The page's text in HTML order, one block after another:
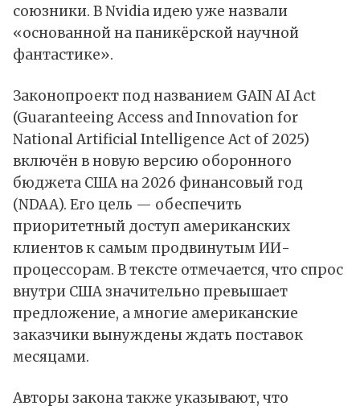
союзники. В Nvidia идею уже назвали
«основанной на паникёрской научной
фантастике».
Законопроект под названием GAIN AI Act
(Guaranteeing Access and Innovation for
National Artificial Intelligence Act of 2025)
включён в новую версию оборонного
бюджета СШАна 2026 финансовый год
(NDAA). Его цель — обеспечить
приоритетный доступ американских
клиентов к самым продвинутым ИИ-
процессорам. В тексте отмечается, что спрос
внутри США значительно превышает
предложение, а многие американские
заказчики вынуждены ждать поставок
месяцами.
Авторы закона также указывают, что